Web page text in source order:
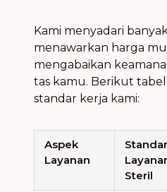
Kami menyadari
menawarkan harga
mengabaikan
tas kamu. Berikut
standar kerja kami:
Aspek
Layanan
Standar
Steril